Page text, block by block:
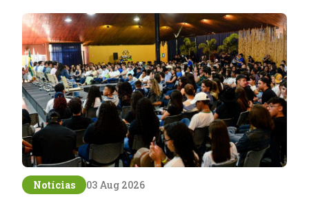
Notícias 03 Aug 2026